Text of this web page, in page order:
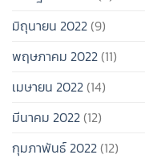
มิถุนายน 2022(9)
พฤษภาคม 2022(11)
เมษายน 2022(14)
มีนาคม 2022(12)
กุมภาพันธ์ 2022(12)